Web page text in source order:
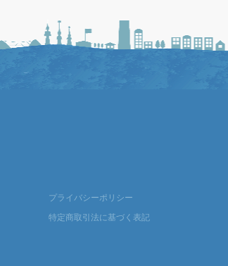
プライバシーポリシー
特定商取引法に基づく表記